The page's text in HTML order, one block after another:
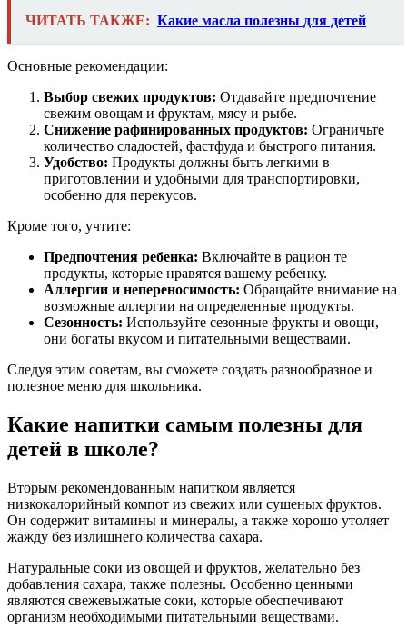
ЧИТАТЬ ТАКЖЕ: Какие масла полезны для детей
Основные рекомендации:
Выбор свежих продуктов: Отдавайте предпочтение
свежим овощам и фруктам, мясу и рыбе.
Снижение рафинированных продуктов: Ограничьте
количество сладостей, фастфуда и быстрого питания.
Удобство: Продукты должны быть легкими в
приготовлении и удобными для транспортировки,
особенно для перекусов.
Кроме того, учтите:
Предпочтения ребенка: Включайте в рацион те
продукты, которые нравятся вашему ребенку.
Аллергии и непереносимость: Обращайте внимание на
возможные аллергии на определенные продукты.
Сезонность: Используйте сезонные фрукты и овощи,
они богаты вкусом и питательными веществами.
Следуя этим советам, вы сможете создать разнообразное и
полезное меню для школьника.
Какие напитки самым полезны для
детей в школе?
Вторым рекомендованным напитком является
низкокалорийный компот из свежих или сушеных фруктов.
Он содержит витамины и минералы, а также хорошо утоляет
жажду без излишнего количества сахара.
Натуральные соки из овощей и фруктов, желательно без
добавления сахара, также полезны. Особенно ценными
являются свежевыжатые соки, которые обеспечивают
организм необходимыми питательными веществами.